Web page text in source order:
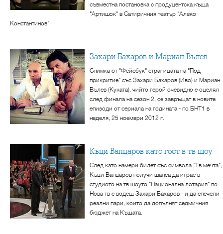
съвместна постановка с продуцентска къща
"Артишок" в Сатиричния театър "Алеко
Константинов"
Захари Бахаров и Мариан Вълев
Снимка от "Фейсбук" страницата на "Под
прикритие" със Захари Бахаров (Иво) и Мариан
Вълев (Куката), чийто герой очевидно е оцелял
след финала на сезон 2, се завръщат в новите
епизоди от сериала на годината - по БНТ1 в
неделя, 25 ноември 2012 г.
Къци Вапцаров като гост в тв шоу
След като намери билет със символа "Tв мечта",
Къци Вапцаров получи шанса да играе в
студиото на тв шоуто "Национална лотария" по
Нова тв с водещ Захари Бахаров - и да спечели
реални пари, които да допълнят седмичния
бюджет на Къщата.